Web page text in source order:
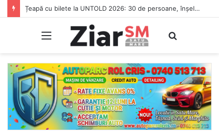
Țeapă cu bilete la UNTOLD 2026: 30 de persoane, înșelate de un individ care le-a luat banii și nu le-a dat biletele
Meniu